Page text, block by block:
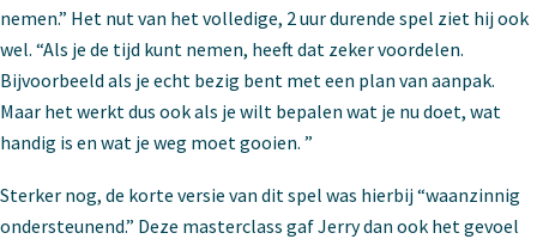
nemen.” Het nut van het volledige, 2 uur durende spel ziet hij ook
wel. “Als je de tijd kunt nemen, heeft dat zeker voordelen.
Bijvoorbeeld als je echt bezig bent met een plan van aanpak.
Maar het werkt dus ook als je wilt bepalen wat je nu doet, wat
handig is en wat je weg moet gooien. ”
Sterker nog, de korte versie van dit spel was hierbij “waanzinnig
ondersteunend.” Deze masterclass gaf Jerry dan ook het gevoel